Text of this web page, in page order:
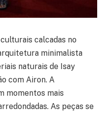
calcadas no
minimalista
naturais de Isay
com Airon. A
momentos mais
As peças se